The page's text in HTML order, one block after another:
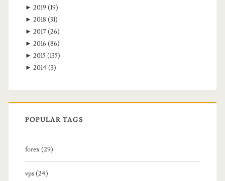
► 2019 (19)
► 2018 (31)
► 2017 (26)
► 2016 (86)
► 2015 (135)
► 2014 (3)
POPULAR TAGS
forex (29)
vps (24)